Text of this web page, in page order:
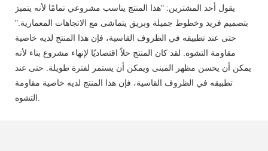
يقول أحد المشترين: "هذا المنتج يناسب مشروعي تمامًا لأنه يتميز
بتصميم فريد وخطوط جميلة وبريق يتماشى مع الاتجاهات المعمارية."
حتى عند تطبيقه في الظروف القاسية، فإن هذا المنتج لديه خاصية
مقاومة التشوه. لقد كان المنتج حلاً اقتصاديًا لإنهاء مشروع بناء لأنه
يمكن أن يحسن مظهر المبنى ويمكن أن يستمر لفترة طويلة. حتى عند
تطبيقه في الظروف القاسية، فإن هذا المنتج لديه خاصية مقاومة